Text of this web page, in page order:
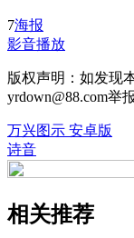
7海报
影音播放
版权声明：如发现
yrdown@88.com举
万兴图示 安卓版
诗音
相关推荐